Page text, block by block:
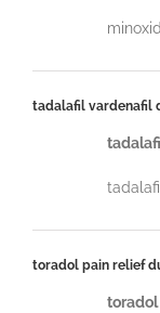
tadalafil vardenafil
toradol pain relief